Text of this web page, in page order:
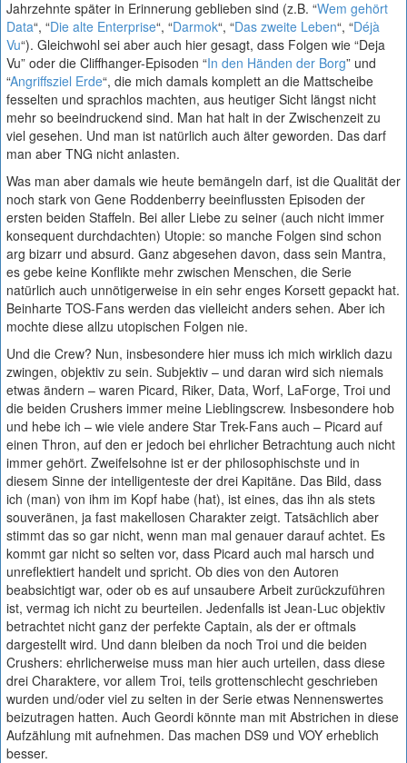
Jahrzehnte später in Erinnerung geblieben sind (z.B. “Wem gehört
Data“, “Die alte Enterprise“, “Darmok“, “Das zweite Leben“, “Déjà
Vu“). Gleichwohl sei aber auch hier gesagt, dass Folgen wie “Deja
Vu” oder die Cliffhanger-Episoden “In den Händen der Borg” und
“Angriffsziel Erde“, die mich damals komplett an die Mattscheibe
fesselten und sprachlos machten, aus heutiger Sicht längst nicht
mehr so beeindruckend sind. Man hat halt in der Zwischenzeit zu
viel gesehen. Und man ist natürlich auch älter geworden. Das darf
man aber TNG nicht anlasten.
Was man aber damals wie heute bemängeln darf, ist die Qualität der
noch stark von Gene Roddenberry beeinflussten Episoden der
ersten beiden Staffeln. Bei aller Liebe zu seiner (auch nicht immer
konsequent durchdachten) Utopie: so manche Folgen sind schon
arg bizarr und absurd. Ganz abgesehen davon, dass sein Mantra,
es gebe keine Konflikte mehr zwischen Menschen, die Serie
natürlich auch unnötigerweise in ein sehr enges Korsett gepackt hat.
Beinharte TOS-Fans werden das vielleicht anders sehen. Aber ich
mochte diese allzu utopischen Folgen nie.
Und die Crew? Nun, insbesondere hier muss ich mich wirklich dazu
zwingen, objektiv zu sein. Subjektiv – und daran wird sich niemals
etwas ändern – waren Picard, Riker, Data, Worf, LaForge, Troi und
die beiden Crushers immer meine Lieblingscrew. Insbesondere hob
und hebe ich – wie viele andere Star Trek-Fans auch – Picard auf
einen Thron, auf den er jedoch bei ehrlicher Betrachtung auch nicht
immer gehört. Zweifelsohne ist er der philosophischste und in
diesem Sinne der intelligenteste der drei Kapitäne. Das Bild, dass
ich (man) von ihm im Kopf habe (hat), ist eines, das ihn als stets
souveränen, ja fast makellosen Charakter zeigt. Tatsächlich aber
stimmt das so gar nicht, wenn man mal genauer darauf achtet. Es
kommt gar nicht so selten vor, dass Picard auch mal harsch und
unreflektiert handelt und spricht. Ob dies von den Autoren
beabsichtigt war, oder ob es auf unsaubere Arbeit zurückzuführen
ist, vermag ich nicht zu beurteilen. Jedenfalls ist Jean-Luc objektiv
betrachtet nicht ganz der perfekte Captain, als der er oftmals
dargestellt wird. Und dann bleiben da noch Troi und die beiden
Crushers: ehrlicherweise muss man hier auch urteilen, dass diese
drei Charaktere, vor allem Troi, teils grottenschlecht geschrieben
wurden und/oder viel zu selten in der Serie etwas Nennenswertes
beizutragen hatten. Auch Geordi könnte man mit Abstrichen in diese
Aufzählung mit aufnehmen. Das machen DS9 und VOY erheblich
besser.